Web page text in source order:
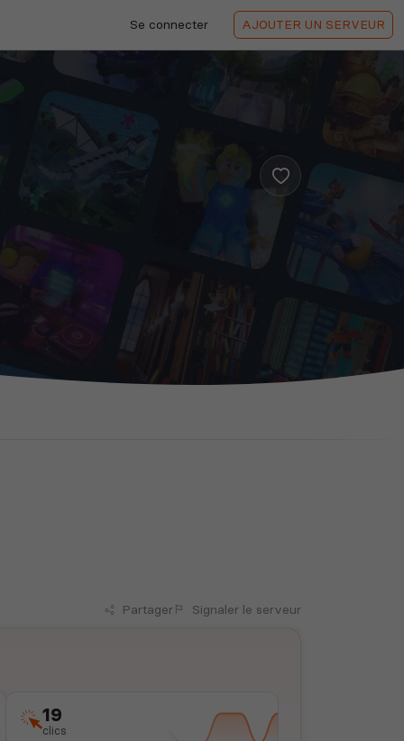
Se connecter AJOUTER UN SERVEUR
Partager Signaler le serveur
19
clics